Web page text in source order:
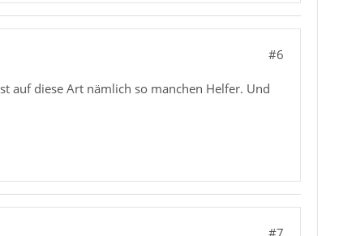
#6
auf diese Art nämlich so manchen Helfer. Und
#7